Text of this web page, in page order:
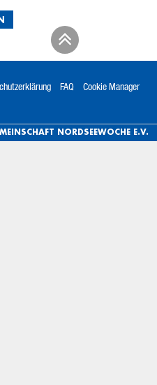
FAQ Cookie Manager
NORDSEEWOCHE E.V.